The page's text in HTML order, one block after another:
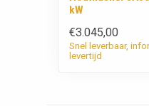
kW
€3.045,00
Snel leverbaar,
levertijd